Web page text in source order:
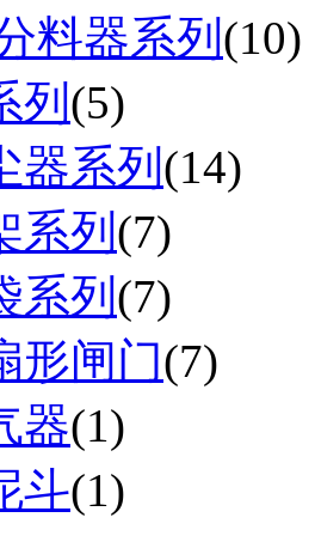
料器系列 (10)
列 (5)
器系列 (14)
系列 (7)
系列 (7)
形闸门(7)
器(1)
斗(1)